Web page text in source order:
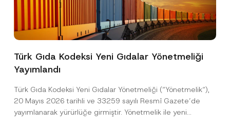
Türk Gıda Kodeksi Yeni Gıdalar Yönetmeliği
Yayımlandı
Türk Gıda Kodeksi Yeni Gıdalar Yönetmeliği (“Yönetmelik“),
20 Mayıs 2026 tarihli ve 33259 sayılı Resmî Gazete’de
yayımlanarak yürürlüğe girmiştir. Yönetmelik ile yeni
P
i
v
a
c
Bu iletişim formu aracılığıyla sağlanan kişisel
anladım.
A
p
Bu iletişim formunu göndererek,aydınlatma
metninde açıklanan şekilde kişisel verilerimin